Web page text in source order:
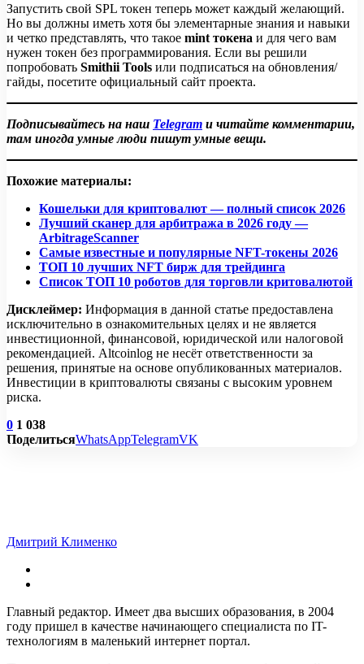
Запустить свой SPL токен теперь может каждый желающий.
Но вы должны иметь хотя бы элементарные знания и навыки
и четко представлять, что такое mint токена и для чего вам
нужен токен без программирования. Если вы решили
попробовать Smithii Tools или подписаться на обновления/
гайды, посетите официальный сайт проекта.
Подписывайтесь на наш Telegram и читайте комментарии,
там иногда умные люди пишут умные вещи.
Похожие материалы:
Кошельки для криптовалют — полный список 2026
Лучший сканер для арбитража в 2026 году —
ArbitrageScanner
Самые известные и популярные NFT-токены 2026
ТОП 10 лучших NFT бирж для трейдинга
Список ТОП 10 роботов для торговли критовалютой
Дисклеймер: Информация в данной статье предоставлена
исключительно в ознакомительных целях и не является
инвестиционной, финансовой, юридической или налоговой
рекомендацией. Altcoinlog не несёт ответственности за
решения, принятые на основе опубликованных материалов.
Инвестиции в криптовалюты связаны с высоким уровнем
риска.
0 1 038
ПоделитьсяWhatsAppTelegramVK
Дмитрий Клименко
Главный редактор. Имеет два высших образования, в 2004
году пришел в качестве начинающего специалиста по IT-
технологиям в маленький интернет портал.